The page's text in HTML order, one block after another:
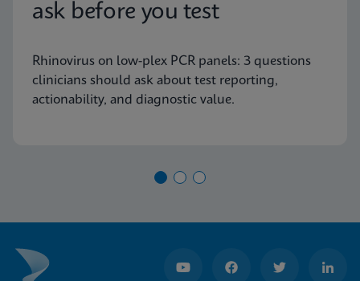
ask before you test
Rhinovirus on low-plex PCR panels: 3 questions
clinicians should ask about test reporting,
actionability, and diagnostic value.